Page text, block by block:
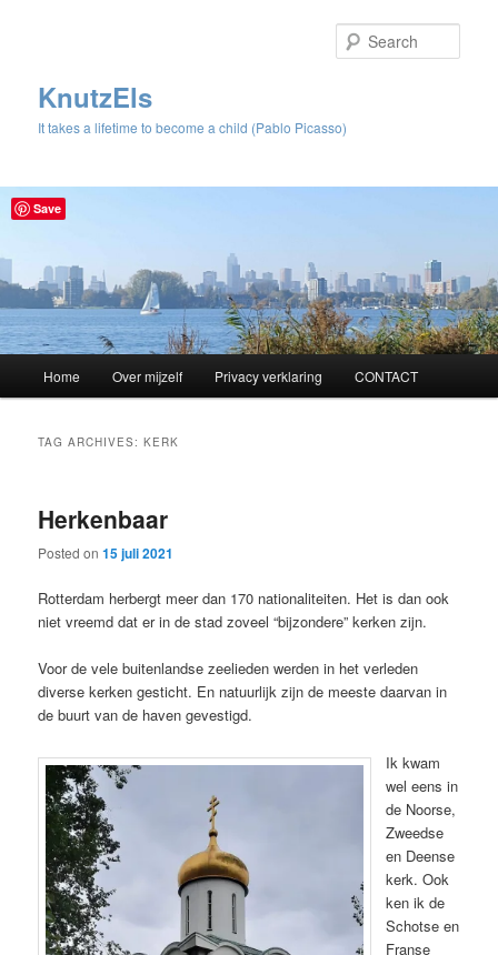
KnutzEls
It takes a lifetime to become a child (Pablo Picasso)
Skip
content
Skip
content
Home Over mijzelf Privacy verklaring CONTACT
TAG ARCHIVES:KERK
Herkenbaar
Posted on15 juli 2021
Rotterdam herbergt meer dan 170 nationaliteiten. Het is dan ook
niet vreemd dat er in de stad zoveel “bijzondere” kerken zijn.
Voor de vele buitenlandse zeelieden werden in het verleden
diverse kerken gesticht. En natuurlijk zijn de meeste daarvan in
de buurt van de haven gevestigd.
Ik kwam
wel eens in
de Noorse,
Zweedse
en Deense
kerk. Ook
ken ik de
Schotse en
Franse
Save